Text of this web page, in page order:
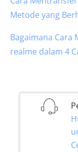
Metode yang
Bagaimana Cara
realme dalam 4